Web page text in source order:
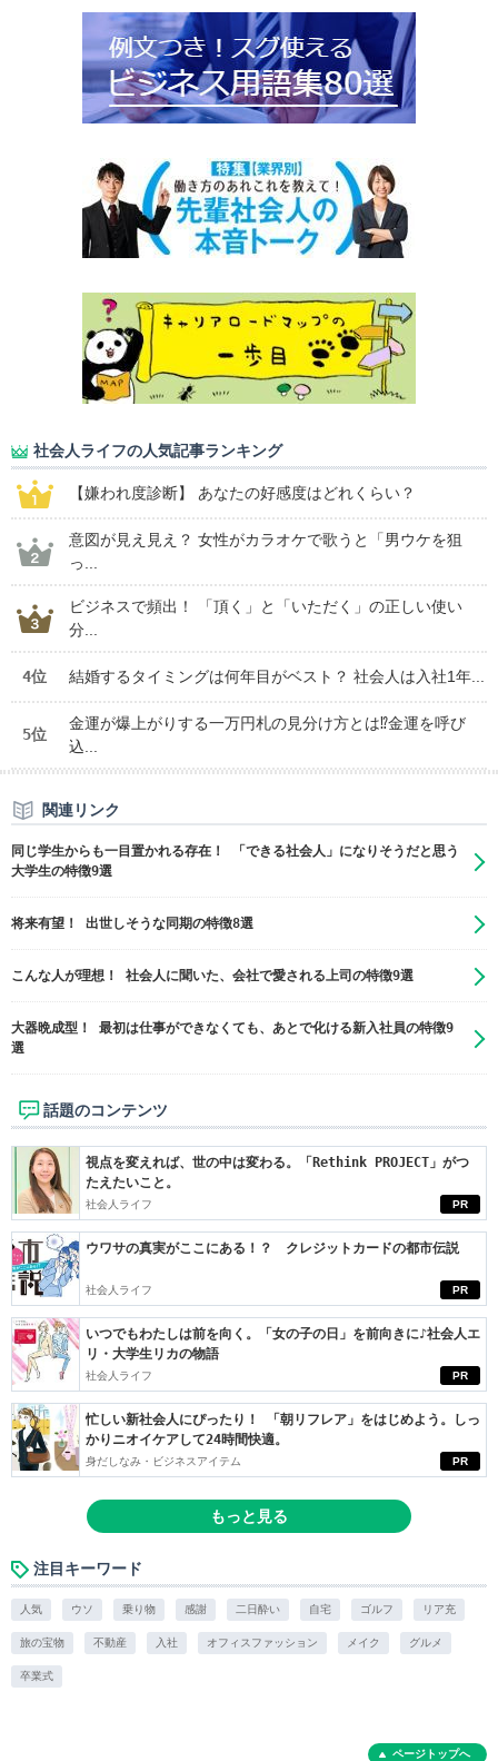
社会人ライフの人気記事ランキング
【嫌われ度診断】 あなたの好感度はどれくらい？
意図が見え見え？ 女性がカラオケで歌うと「男ウケを狙
っ...
ビジネスで頻出！ 「頂く」と「いただく」の正しい使い
分...
4位 結婚するタイミングは何年目がベスト？ 社会人は入社1年...
5位
金運が爆上がりする一万円札の見分け方とは⁉金運を呼び
込...
関連リンク
同じ学生からも一目置かれる存在！ 「できる社会人」になりそうだと思う
大学生の特徴9選
将来有望！ 出世しそうな同期の特徴8選
こんな人が理想！ 社会人に聞いた、会社で愛される上司の特徴9選
大器晩成型！ 最初は仕事ができなくても、あとで化ける新入社員の特徴9
選
話題のコンテンツ
PR
視点を変えれば、世の中は変わる。「Rethink PROJECT」がつ
たえたいこと。
社会人ライフ
PR
ウワサの真実がここにある！？ クレジットカードの都市伝説
社会人ライフ
PR
いつでもわたしは前を向く。「女の子の日」を前向きに♪社会人エ
リ・大学生リカの物語
社会人ライフ
PR
忙しい新社会人にぴったり！ 「朝リフレア」をはじめよう。しっ
かりニオイケアして24時間快適。
身だしなみ・ビジネスアイテム
もっと見る
注目キーワード
人気 ウソ 乗り物 感謝 二日酔い 自宅 ゴルフ リア充
旅の宝物 不動産 入社 オフィスファッション メイク グルメ
卒業式
ページトップへ